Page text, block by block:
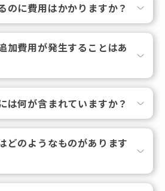
のに費用はかかりますか？
加費用が発生することはあ
は何が含まれていますか？
どのようなものがあります